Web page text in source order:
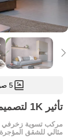
5 صور
تأثير 1K لتصميم الخرسانة - لافندر
مركب تسوية زخرفي
مثالي للشقق